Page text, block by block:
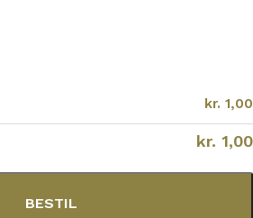
kr. 1,00
kr. 1,00
BESTIL